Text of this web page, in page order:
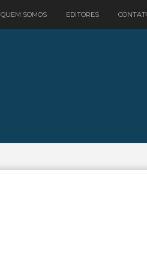
QUEM SOMOS EDITORES